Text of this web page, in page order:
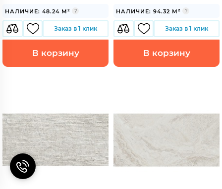
НАЛИЧИЕ: 48.24 М²
Заказ в 1 клик
В корзину
НАЛИЧИЕ: 94.32 М²
Заказ в 1 клик
В корзину